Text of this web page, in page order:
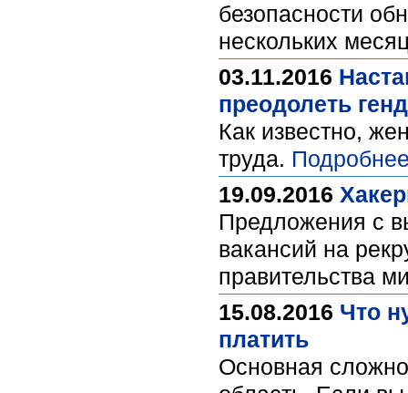
безопасности
нескольких
03.11.2016
преодолеть
Как известно,
труда.
19.09.2016
Предложения с
вакансий на
правительства
15.08.2016 Что
платить
Основная